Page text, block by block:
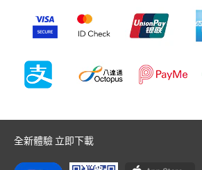
全新體驗 立即下載